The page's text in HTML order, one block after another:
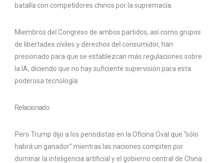
batalla con competidores chinos por la supremacía.
Miembros del Congreso de ambos partidos, así como grupos
de libertades civiles y derechos del consumidor, han
presionado para que se establezcan más regulaciones sobre
la IA, diciendo que no hay suficiente supervisión para esta
poderosa tecnología.
Relacionado
Pero Trump dijo a los periodistas en la Oficina Oval que “sólo
habrá un ganador” mientras las naciones compiten por
dominar la inteligencia artificial y el gobierno central de China